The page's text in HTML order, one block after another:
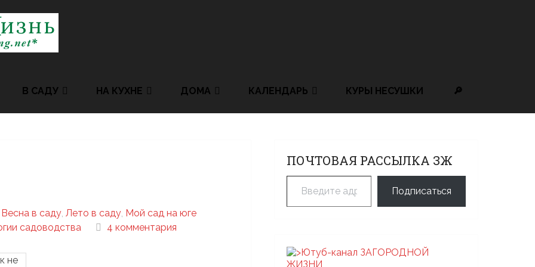
В САДУ НА КУХНЕ ДОМА КАЛЕНДАРЬ КУРЫ НЕСУШКИ 🔎
Весна в саду, Лето в саду, Мой сад на юге
садоводства 4 комментария
ПОЧТОВАЯ РАССЫЛКА ЗЖ
Введите адрес электронной почты…
Подписаться